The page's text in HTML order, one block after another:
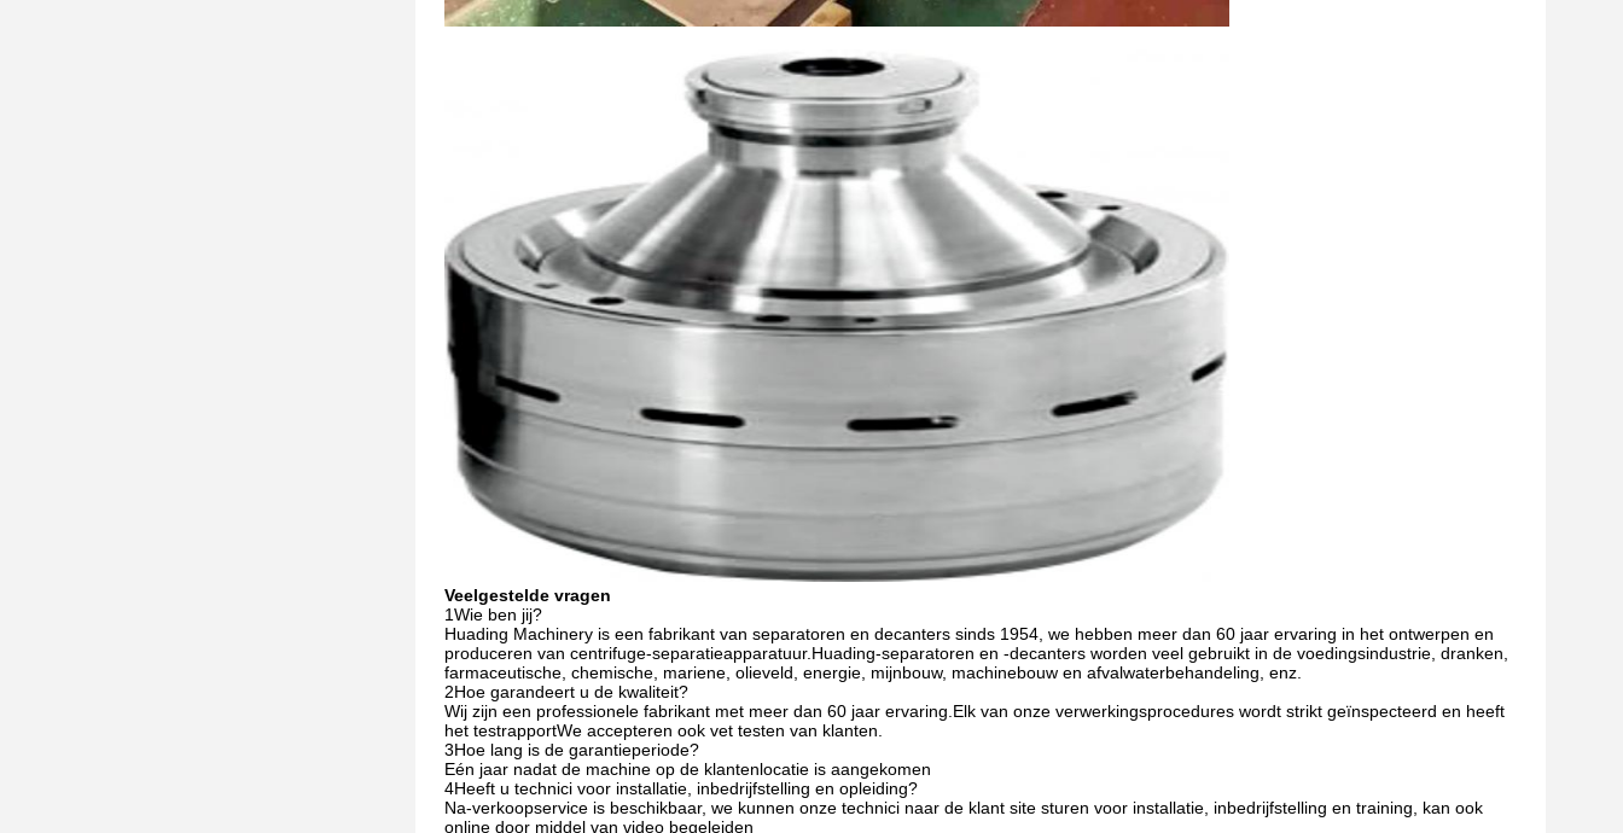
Veelgestelde vragen
1Wie ben jij?
Huading Machinery is een fabrikant van separatoren en decanters sinds 1954, we hebben meer dan 60 jaar ervaring in het ontwerpen en
produceren van centrifuge-separatieapparatuur.Huading-separatoren en -decanters worden veel gebruikt in de voedingsindustrie, dranken,
farmaceutische, chemische, mariene, olieveld, energie, mijnbouw, machinebouw en afvalwaterbehandeling, enz.
2Hoe garandeert u de kwaliteit?
Wij zijn een professionele fabrikant met meer dan 60 jaar ervaring.Elk van onze verwerkingsprocedures wordt strikt geïnspecteerd en heeft
het testrapportWe accepteren ook vet testen van klanten.
3Hoe lang is de garantieperiode?
Eén jaar nadat de machine op de klantenlocatie is aangekomen
4Heeft u technici voor installatie, inbedrijfstelling en opleiding?
Na-verkoopservice is beschikbaar, we kunnen onze technici naar de klant site sturen voor installatie, inbedrijfstelling en training, kan ook
online door middel van video begeleiden